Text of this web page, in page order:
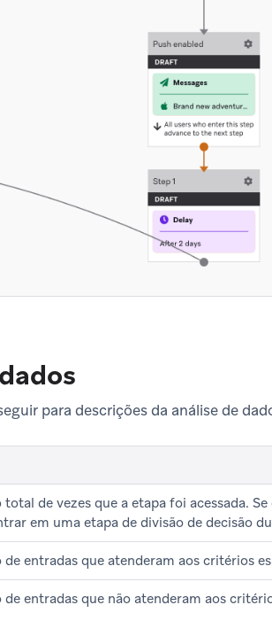
para descrições da análise de
de vezes que a etapa foi acessada.
em uma etapa de divisão de decisão
entradas que atenderam aos critérios
de entradas que não atenderam aos